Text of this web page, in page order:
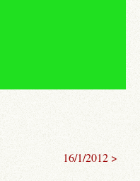
16/1/2012 >